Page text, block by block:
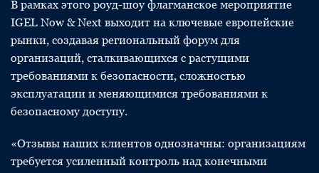
В рамках этого роуд-шоу флагманское мероприятие
IGEL Now & Next выходит на ключевые европейские
рынки, создавая региональный форум для
организаций, сталкивающихся с растущими
требованиями к безопасности, сложностью
эксплуатации и меняющимися требованиями к
безопасному доступу.
«Отзывы наших клиентов однозначны: организациям
требуется усиленный контроль над конечными